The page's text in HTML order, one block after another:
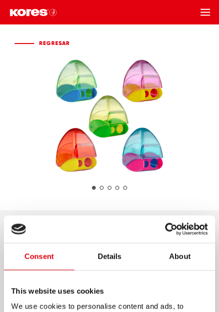
Consent Details About
This website uses cookies
We use cookies to personalise content and ads, to
REGRESAR
SACAPUNTAS SNAPPY
Sacapuntas de doble orificio, para lápices
tamaño estándar y tamaño jumbo.
Navajas de acero.
Disponible en 5 colores.